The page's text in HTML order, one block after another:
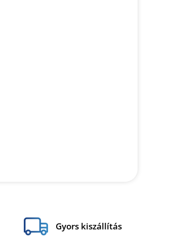
Gyors kiszállítás